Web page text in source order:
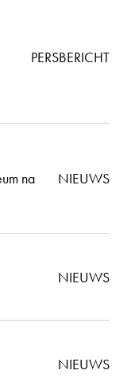
PERSBERICHT
na
NIEUWS
NIEUWS
NIEUWS